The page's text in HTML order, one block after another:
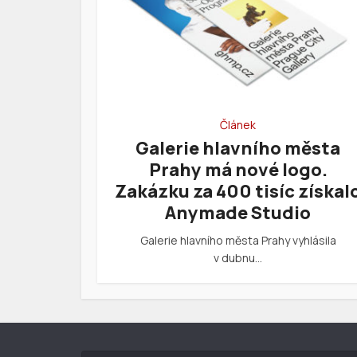
Článek
Galerie hlavního města
Prahy má nové logo.
Zakázku za 400 tisíc
Anymade Studio
Galerie hlavního města Prahy vyhlásila
v dubnu…